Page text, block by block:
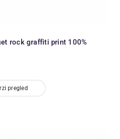
rock graffiti print 100%
pregled